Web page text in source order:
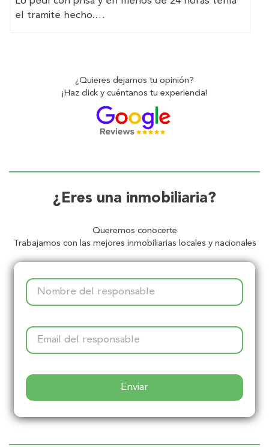
el tramite hecho.
done very quickly.
I had the paperwork done.
¿Quieres dejarnos tu opinión?
¡Haz click y cuéntanos tu experiencia!
¿Eres una inmobiliaria?
Queremos conocerte
Trabajamos con las mejores inmobiliarias locales y nacionales